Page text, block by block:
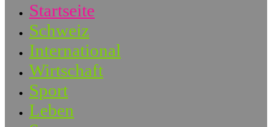
Startseite
Schweiz
International
Wirtschaft
Sport
Leben